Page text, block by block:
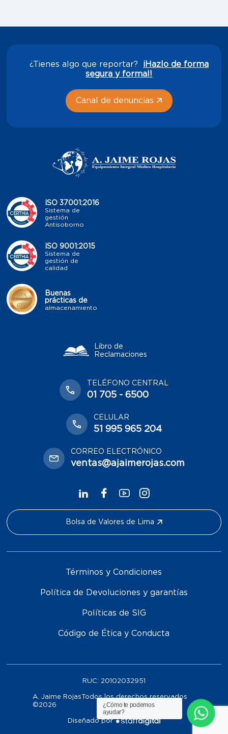
¿Tienes algo que reportar? ¡Hazlo de forma
segura y formal!
Canal de denuncias
ISO 37001:2016
Sistema de
gestión
Antisoborno
ISO 9001:2015
Sistema de
gestión de
calidad
Buenas
prácticas de
almacenamiento
Libro de
Reclamaciones
TELÉFONO CENTRAL
01 705 - 6500
CELULAR
51 995 965 204
CORREO ELECTRÓNICO
ventas@ajaimerojas.com
Bolsa de Valores de Lima
Términos y Condiciones
Política de Devoluciones y garantías
Políticas de SIG
Código de Ética y Conducta
RUC: 20102032951
A. Jaime RojasTodos los derechos reservados
©2026
Diseñado por
¿Cómo te podemos
ayudar?